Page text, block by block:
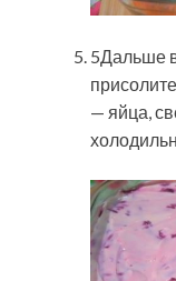
5Дальше
— яйца,